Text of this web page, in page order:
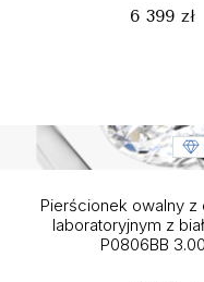
6 399 zł
Pierścionek owalny z
laboratoryjnym z
P0806BB